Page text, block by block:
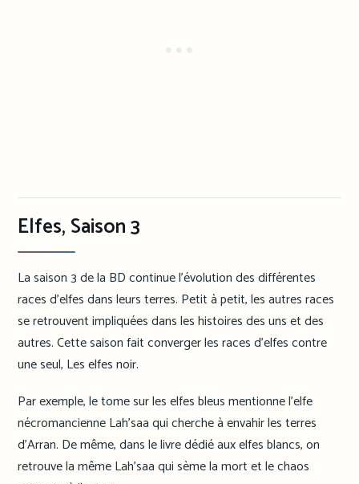
Elfes, Saison 3
La saison 3 de la BD continue l’évolution des différentes
races d’elfes dans leurs terres. Petit à petit, les autres races
se retrouvent impliquées dans les histoires des uns et des
autres. Cette saison fait converger les races d’elfes contre
une seul, Les elfes noir.
Par exemple, le tome sur les elfes bleus mentionne l’elfe
nécromancienne Lah’saa qui cherche à envahir les terres
d’Arran. De même, dans le livre dédié aux elfes blancs, on
retrouve la même Lah’saa qui sème la mort et le chaos